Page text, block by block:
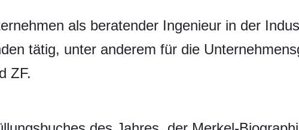
als beratender Ingenieur in der
tätig, unter anderem für die
ZF.